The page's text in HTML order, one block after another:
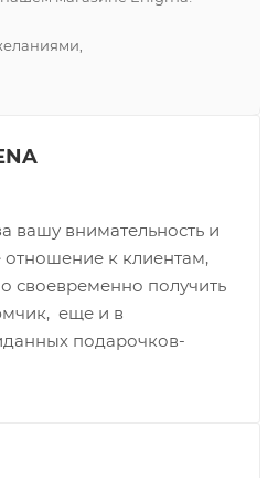
вашу внимательность и
к клиентам,
своевременно получить
еще и в
подарочков-